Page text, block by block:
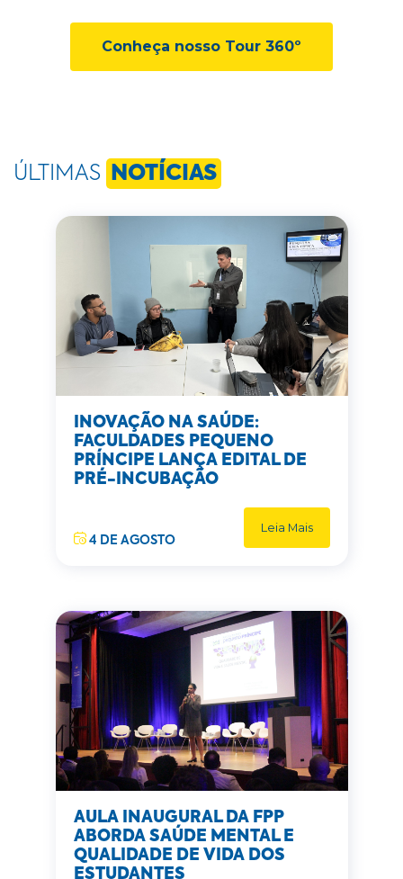
Conheça nosso Tour 360º
ÚLTIMAS NOTÍCIAS
INOVAÇÃO NA SAÚDE:
FACULDADES PEQUENO
PRÍNCIPE LANÇA EDITAL DE
PRÉ-INCUBAÇÃO
4 DE AGOSTO
Leia Mais
AULA INAUGURAL DA FPP
ABORDA SAÚDE MENTAL E
QUALIDADE DE VIDA DOS
ESTUDANTES